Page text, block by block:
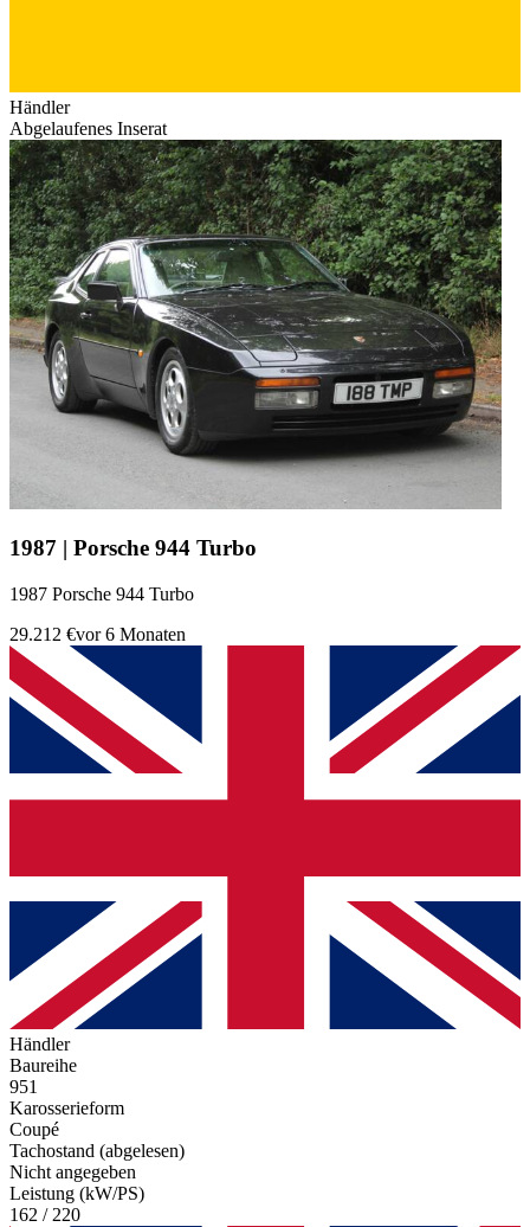
Händler
Abgelaufenes Inserat
1987 | Porsche 944 Turbo
1987 Porsche 944 Turbo
29.212 €vor 6 Monaten
Händler
Baureihe
951
Karosserieform
Coupé
Tachostand (abgelesen)
Nicht angegeben
Leistung (kW/PS)
162 / 220